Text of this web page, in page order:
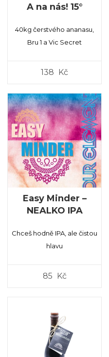
A na nás! 15°
40kg čerstvého ananasu,
Bru 1 a Vic Secret
138 Kč
Easy Minder –
NEALKO IPA
Chceš hodně IPA, ale čistou
hlavu
85 Kč